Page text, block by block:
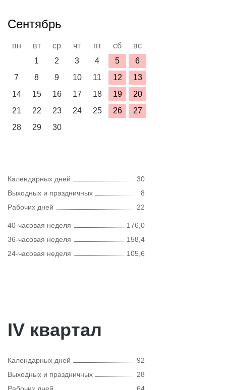
Сентябрь
пн вт ср чт пт сб
вс
1
2 3 4 5
6
7
8 9 10 11 12
13
14
15 16 17 18 19
20
21
22 23 24 25 26
27
28
29 30
Календарных дней
30
Выходных и праздничных
8
Рабочих дней
22
40-часовая неделя
176,0
36-часовая неделя
158,4
24-часовая неделя
105,6
IV квартал
Календарных дней
92
Выходных и праздничных
28